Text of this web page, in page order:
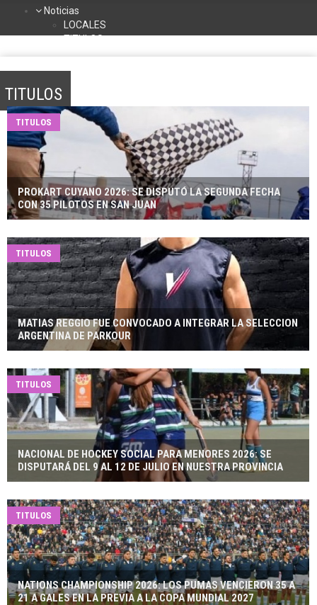
Noticias
LOCALES
TITULOS
La Radio
Contacto
Programación
TITULOS
PROKART CUYANO 2026: SE DISPUTÓ LA SEGUNDA FECHA
CON 35 PILOTOS EN SAN JUAN
TITULOS
MATIAS REGGIO FUE CONVOCADO A INTEGRAR LA SELECCION
ARGENTINA DE PARKOUR
TITULOS
NACIONAL DE HOCKEY SOCIAL PARA MENORES 2026: SE
DISPUTARÁ DEL 9 AL 12 DE JULIO EN NUESTRA PROVINCIA
TITULOS
NATIONS CHAMPIONSHIP 2026: LOS PUMAS VENCIERON 35 A
21 A GALES EN LA PREVIA A LA COPA MUNDIAL 2027
TITULOS